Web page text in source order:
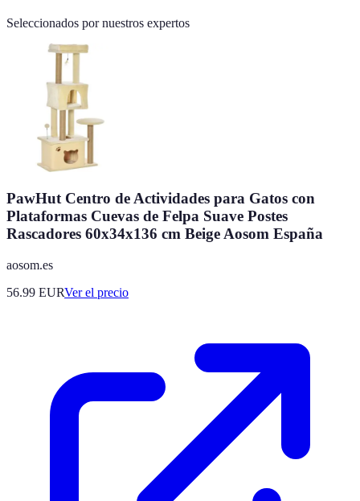
Seleccionados por nuestros expertos
PawHut Centro de Actividades para Gatos con
Plataformas Cuevas de Felpa Suave Postes
Rascadores 60x34x136 cm Beige Aosom España
aosom.es
56.99 EURVer el precio